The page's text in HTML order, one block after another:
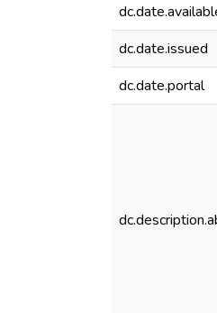
dc.date.issued
dc.date.portal